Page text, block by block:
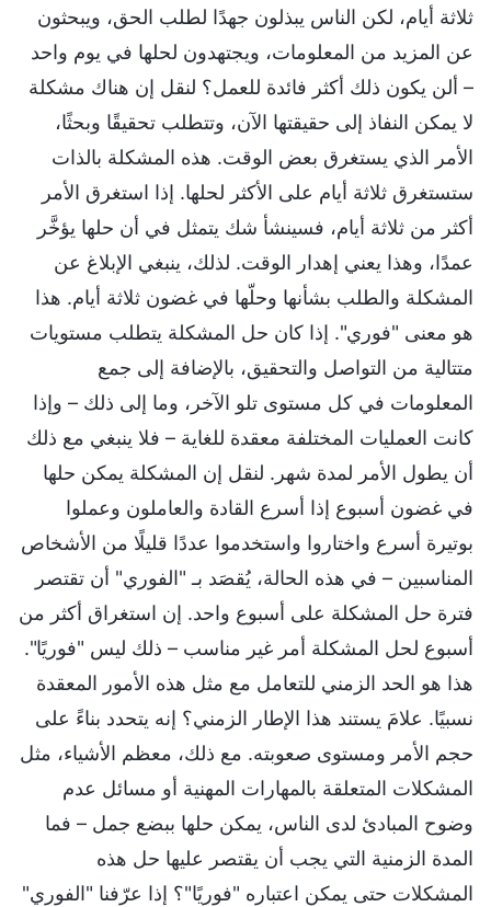
ثلاثة أيام، لكن الناس يبذلون جهدًا لطلب الحق، ويبحثون
عن المزيد من المعلومات، ويجتهدون لحلها في يوم واحد
– ألن يكون ذلك أكثر فائدة للعمل؟ لنقل إن هناك مشكلة
لا يمكن النفاذ إلى حقيقتها الآن، وتتطلب تحقيقًا وبحثًا،
الأمر الذي يستغرق بعض الوقت. هذه المشكلة بالذات
ستستغرق ثلاثة أيام على الأكثر لحلها. إذا استغرق الأمر
أكثر من ثلاثة أيام، فسينشأ شك يتمثل في أن حلها يؤخَّر
عمدًا، وهذا يعني إهدار الوقت. لذلك، ينبغي الإبلاغ عن
المشكلة والطلب بشأنها وحلّها في غضون ثلاثة أيام. هذا
هو معنى "فوري". إذا كان حل المشكلة يتطلب مستويات
متتالية من التواصل والتحقيق، بالإضافة إلى جمع
المعلومات في كل مستوى تلو الآخر، وما إلى ذلك – وإذا
كانت العمليات المختلفة معقدة للغاية – فلا ينبغي مع ذلك
أن يطول الأمر لمدة شهر. لنقل إن المشكلة يمكن حلها
في غضون أسبوع إذا أسرع القادة والعاملون وعملوا
بوتيرة أسرع واختاروا واستخدموا عددًا قليلًا من الأشخاص
المناسبين – في هذه الحالة، يُقصَد بـ "الفوري" أن تقتصر
فترة حل المشكلة على أسبوع واحد. إن استغراق أكثر من
أسبوع لحل المشكلة أمر غير مناسب – ذلك ليس "فوريًا".
هذا هو الحد الزمني للتعامل مع مثل هذه الأمور المعقدة
نسبيًا. علامَ يستند هذا الإطار الزمني؟ إنه يتحدد بناءً على
حجم الأمر ومستوى صعوبته. مع ذلك، معظم الأشياء، مثل
المشكلات المتعلقة بالمهارات المهنية أو مسائل عدم
وضوح المبادئ لدى الناس، يمكن حلها ببضع جمل – فما
المدة الزمنية التي يجب أن يقتصر عليها حل هذه
المشكلات حتى يمكن اعتباره "فوريًا"؟ إذا عرّفنا "الفوري"